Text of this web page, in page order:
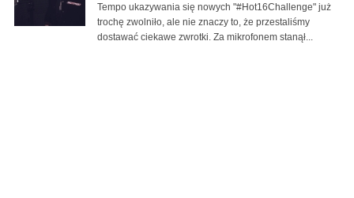
Tempo ukazywania się nowych "#Hot16Challenge" już
trochę zwolniło, ale nie znaczy to, że przestaliśmy
dostawać ciekawe zwrotki. Za mikrofonem stanął...